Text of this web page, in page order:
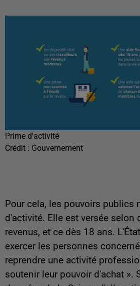
Prime d'activité
Crédit : Gouvernement
Pour cela, les pouvoirs publics
d'activité. Elle est versée selon
revenus, et ce dès 18 ans.
exercer les personnes
reprendre une activité
soutenir leur pouvoir d'achat ».